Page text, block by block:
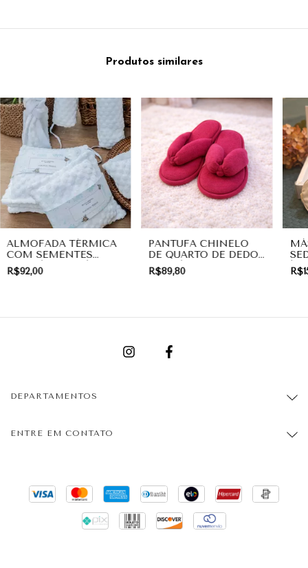
Produtos similares
ALMOFADA TÉRMICA
COM SEMENTES
TERAPÊUTICAS |
PRESENTE
R$92,00
PANTUFA CHINELO
DE QUARTO DE DEDO
ROSA | PRESENTE
R$89,80
|
DEPARTAMENTOS
ENTRE EM CONTATO